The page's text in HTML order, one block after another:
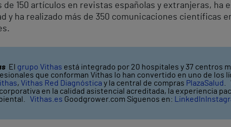
de 150 artículos en revistas españolas y extranjeras,
y ha realizado más de 350 comunicaciones científicas
El grupo Vithas está integrado por 20 hospitales y 37 centros
que conforman Vithas lo han convertido en uno de los
, Vithas Red Diagnóstica y la central de compras PlazaSalud
en la calidad asistencial acreditada, la experiencia
Vithas.es Goodgrower.com Síguenos en: LinkedIn